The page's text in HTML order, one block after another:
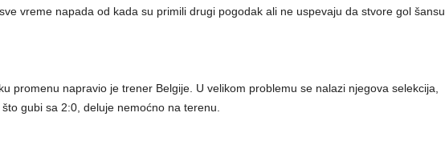
vreme napada od kada su primili drugi pogodak ali ne uspevaju da stvore gol šansu.
promenu napravio je trener Belgije. U velikom problemu se nalazi njegova selekcija,
gubi sa 2:0, deluje nemoćno na terenu.